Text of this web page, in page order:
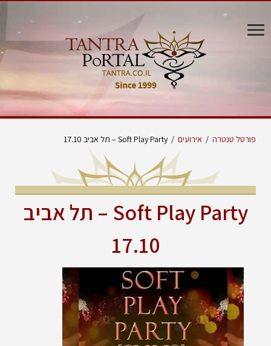
פורטל טנטרה / אירועים / Soft Play Party – תל אביב 17.10
Soft Play Party – תל אביב
17.10